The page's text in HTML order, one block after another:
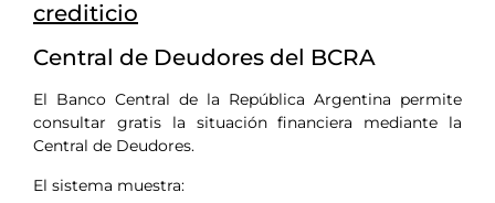
crediticio
Central de Deudores del BCRA
El Banco Central de la República Argentina permite
consultar gratis la situación financiera mediante la
Central de Deudores.
El sistema muestra: